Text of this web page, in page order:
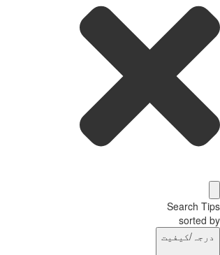
Search Tips
sorted by
درجہ/کیفیت